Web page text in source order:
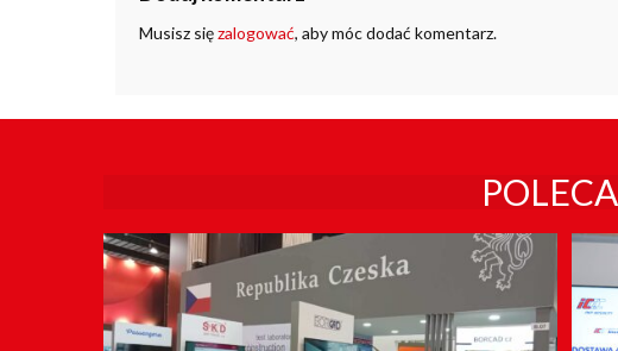
Musisz sięzalogować, aby móc dodać komentarz.